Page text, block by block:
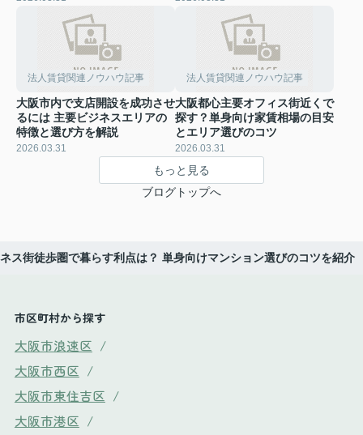
法人賃貸関連ノウハウ記事
大阪市内で支店開設を成功させ
るには 主要ビジネスエリアの
特徴と選び方を解説
2026.03.31
法人賃貸関連ノウハウ記事
大阪都心主要オフィス街近くで
探す？単身向け家賃相場の目安
とエリア選びのコツ
2026.03.31
もっと見る
ブログトップへ
ス街徒歩圏で暮らす利点は？ 単身向けマンション選びのコツを紹介
市区町村から探す
大阪市浪速区 /
大阪市西区 /
大阪市東住吉区 /
大阪市港区 /